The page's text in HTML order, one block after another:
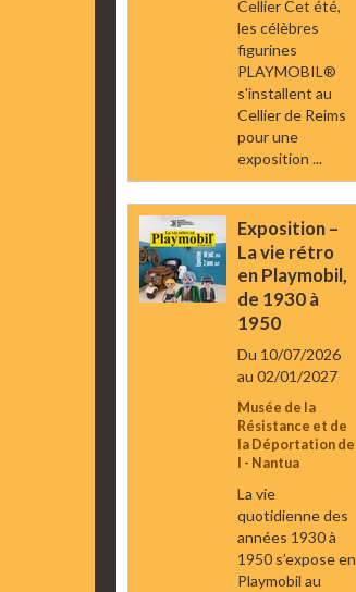
Cellier Cet été,
les célèbres
figurines
PLAYMOBIL®
s'installent au
Cellier de Reims
pour une
exposition ...
Exposition –
La vie rétro
en Playmobil,
de 1930 à
1950
Du 10/07/2026
au 02/01/2027
Musée de la
Résistance et de
la Déportation de
l - Nantua
La vie
quotidienne des
années 1930 à
1950 s’expose en
Playmobil au